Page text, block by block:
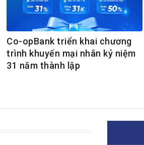
Co-opBank triển khai chương
trình khuyến mại nhân kỷ niệm
31 năm thành lập